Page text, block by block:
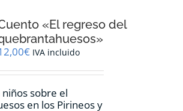
«El regreso del
€ IVA incluido
sobre el
en los Pirineos y